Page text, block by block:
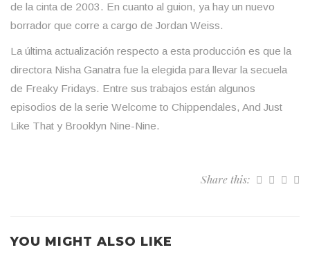
de la cinta de 2003. En cuanto al guion, ya hay un nuevo
borrador que corre a cargo de Jordan Weiss.
La última actualización respecto a esta producción es que la
directora Nisha Ganatra fue la elegida para llevar la secuela
de Freaky Fridays. Entre sus trabajos están algunos
episodios de la serie Welcome to Chippendales, And Just
Like That y Brooklyn Nine-Nine.
Share this:
YOU MIGHT ALSO LIKE